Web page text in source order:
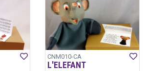
CNM010-CA
L'ELEFANT